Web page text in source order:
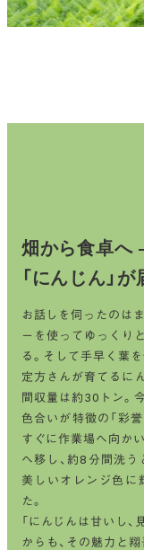
畑から食卓へ
「にんじん」
お話しを伺ったのは
ーを使ってゆっくり
る。そして手早く葉
定方さんが育てるに
間収量は約30トン。
色合いが特徴の「彩
すぐに作業場へ向か
へ移し、約8分間洗
美しいオレンジ色に
た。
「にんじんは甘いし
からも、その魅力と